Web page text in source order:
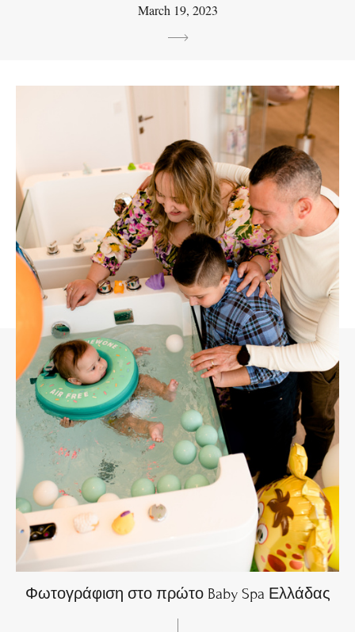
March 19, 2023
Φωτογράφιση στο πρώτο Baby Spa Ελλάδας